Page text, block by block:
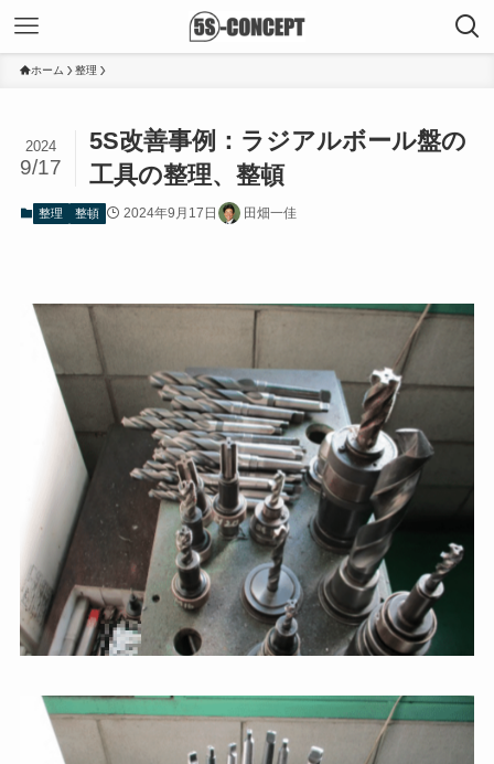
ホーム 整理
5S改善事例：ラジアルボール盤の
工具の整理、整頓
2024
9/17
整理 整頓 2024年9月17日 田畑一佳